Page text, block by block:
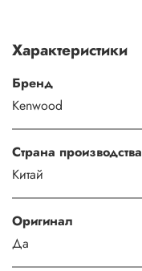
Характеристики
Бренд
Kenwood
Страна производства
Китай
Оригинал
Да